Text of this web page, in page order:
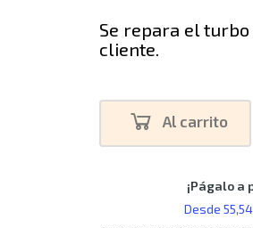
Se repara el
cliente.
Al carrito